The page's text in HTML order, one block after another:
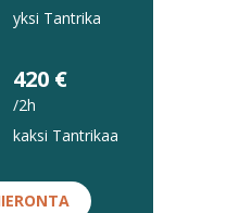
yksi Tantrika
420 €
/2h
kaksi Tantrikaa